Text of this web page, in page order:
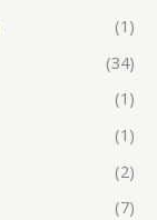
(1)
(34)
(1)
(1)
(2)
(7)